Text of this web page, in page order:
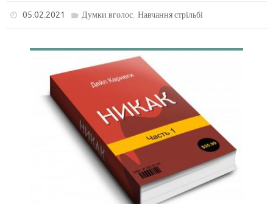
05.02.2021 Думки вголос, Навчання стрільбі